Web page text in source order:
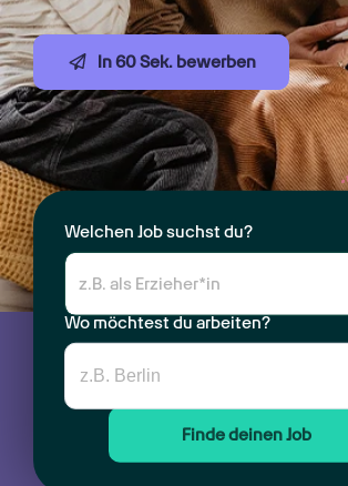
In 60 Sek. bewerben
Welchen Job suchst du?
Wo möchtest du arbeiten?
Finde deinen Job